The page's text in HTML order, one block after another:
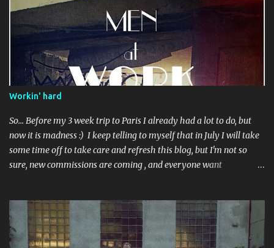
Workin' hard
So... Before my 3 week trip to Paris I already had a lot to do, but
now it is madness :) I keep telling to myself that in July I will take
some time off to take care and refresh this blog, but I'm not so
sure, new commissions are coming , and everyone want
about repairments and original surface on armours, also I realized
I indeed need to buy some good camera, cause all great photos I've
taken in France are shitty-gritty.. In the meantime :